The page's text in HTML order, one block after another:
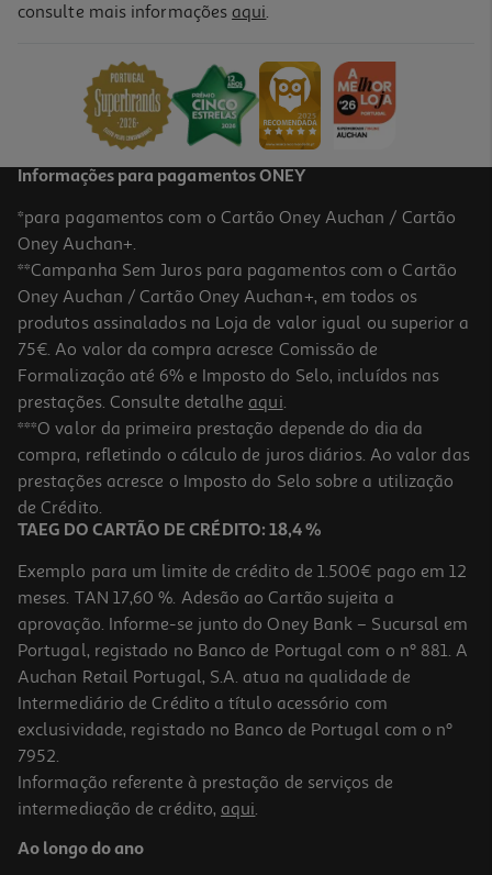
consulte mais informações aqui.
Informações para pagamentos ONEY
*para pagamentos com o Cartão Oney Auchan / Cartão
Oney Auchan+.
**Campanha Sem Juros para pagamentos com o Cartão
Oney Auchan / Cartão Oney Auchan+, em todos os
produtos assinalados na Loja de valor igual ou superior a
75€. Ao valor da compra acresce Comissão de
Formalização até 6% e Imposto do Selo, incluídos nas
prestações. Consulte detalhe aqui.
***O valor da primeira prestação depende do dia da
compra, refletindo o cálculo de juros diários. Ao valor das
prestações acresce o Imposto do Selo sobre a utilização
de Crédito.
TAEG DO CARTÃO DE CRÉDITO: 18,4 %
Exemplo para um limite de crédito de 1.500€ pago em 12
meses. TAN 17,60 %. Adesão ao Cartão sujeita a
aprovação. Informe-se junto do Oney Bank – Sucursal em
Portugal, registado no Banco de Portugal com o nº 881. A
Auchan Retail Portugal, S.A. atua na qualidade de
Intermediário de Crédito a título acessório com
exclusividade, registado no Banco de Portugal com o nº
7952.
Informação referente à prestação de serviços de
intermediação de crédito, aqui.
Ao longo do ano